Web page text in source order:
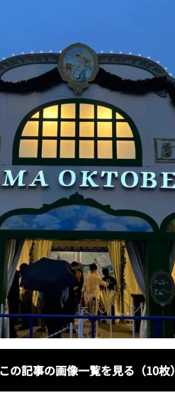
この記事の画像一覧を見る（10枚）